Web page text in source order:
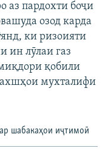
аз пардохти боҷи
озод карда
ки ризоияти
ин лӯлаи газ
қобили
мухталифи
шабакаҳои иҷтимоӣ